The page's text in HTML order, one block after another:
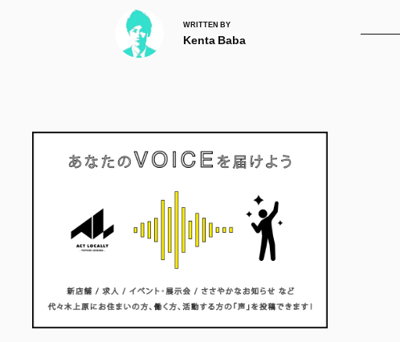
WRITTEN BY
Kenta Baba